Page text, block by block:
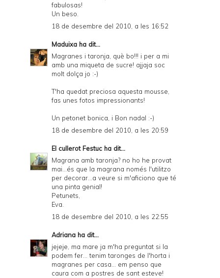
fabulosas!
Un beso.
18 de desembre del 2010, a les 16:52
Maduixa ha dit...
Magranes i taronja, què bo!!! i per a mi
amb una miqueta de sucre! ajjaja soc
molt dolça jo :-)
T'ha quedat preciosa aquesta mousse,
fas unes fotos impressionants!
Un petonet bonica, i Bon nadal :-)
18 de desembre del 2010, a les 20:59
El cullerot Festuc ha dit...
Magrana amb taronja? no ho he provat
mai...és que la magrana només l'utilitzo
per decorar...a veure si m'aficiono que té
una pinta genial!
Petunets,
Eva.
18 de desembre del 2010, a les 22:55
Adriana ha dit...
jejeje, ma mare ja m'ha preguntat si la
podem fer... tenim taronges de l'horta i
magranes per casa... em penso que
caura com a postres de sant esteve!